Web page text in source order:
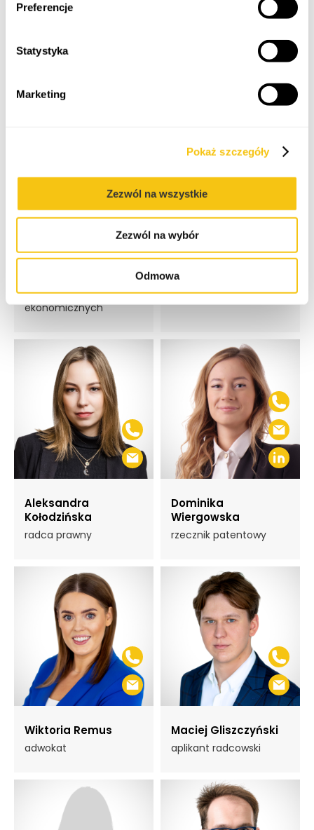
Preferencje
Statystyka
Marketing
Pokaż szczegóły
Zezwól na wszystkie
Zezwól na wybór
Odmowa
doradca podatkowy,
Dawid Garstecki
doktor nauk
ekonomicznych
Wojciech Hałucha
doradca podatkowy
Aleksandra
Kołodzińska
radca prawny
Dominika
Wiergowska
rzecznik patentowy
Wiktoria Remus
adwokat
Maciej Gliszczyński
aplikant radcowski